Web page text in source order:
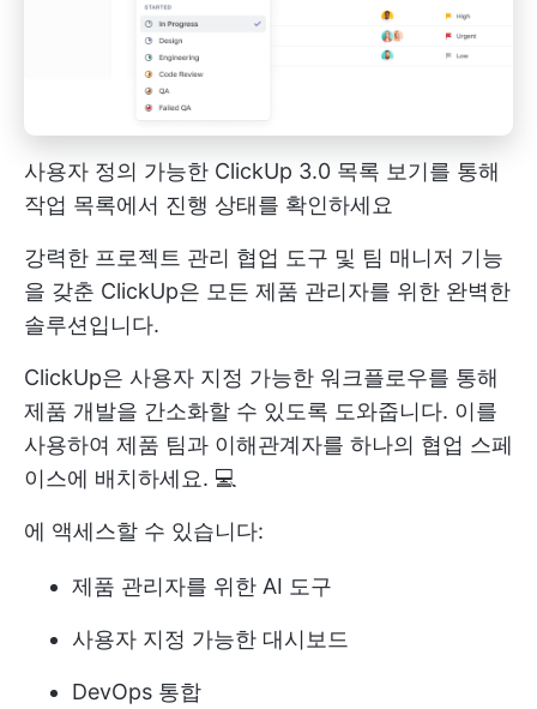
사용자 정의 가능한 ClickUp 3.0 목록 보기를 통해
작업 목록에서 진행 상태를 확인하세요
강력한 프로젝트 관리 협업 도구 및 팀 매니저 기능
을 갖춘 ClickUp은 모든 제품 관리자를 위한 완벽한
솔루션입니다.
ClickUp은 사용자 지정 가능한 워크플로우를 통해
제품 개발을 간소화할 수 있도록 도와줍니다. 이를
사용하여 제품 팀과 이해관계자를 하나의 협업 스페
이스에 배치하세요. 💻
에 액세스할 수 있습니다:
제품 관리자를 위한 AI 도구
사용자 지정 가능한 대시보드
DevOps 통합